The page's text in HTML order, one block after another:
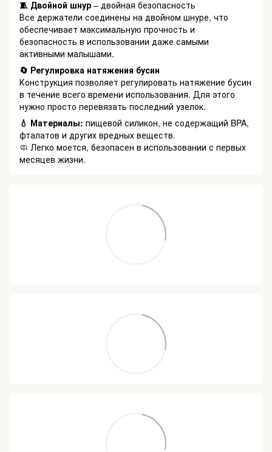
🧵 Двойной шнур – двойная безопасность
Все держатели соединены на двойном шнуре, что
обеспечивает максимальную прочность и
безопасность в использовании даже самыми
активными малышами.
🔄 Регулировка натяжения бусин
Конструкция позволяет регулировать натяжение бусин
в течение всего времени использования. Для этого
нужно просто перевязать последний узелок.
💧 Материалы: пищевой силикон, не содержащий BPA,
фталатов и других вредных веществ.
🧼 Легко моется, безопасен в использовании с первых
месяцев жизни.